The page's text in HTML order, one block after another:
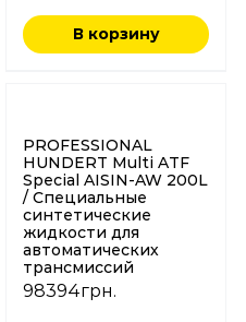
В корзину
PROFESSIONAL
HUNDERT Multi ATF
Special AISIN-AW 200L
/ Специальные
синтетические
жидкости для
автоматических
трансмиссий
98394грн.